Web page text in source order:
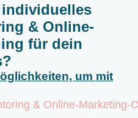
& Online-
für dein
um mit